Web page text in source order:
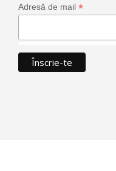
Adresă de mail *